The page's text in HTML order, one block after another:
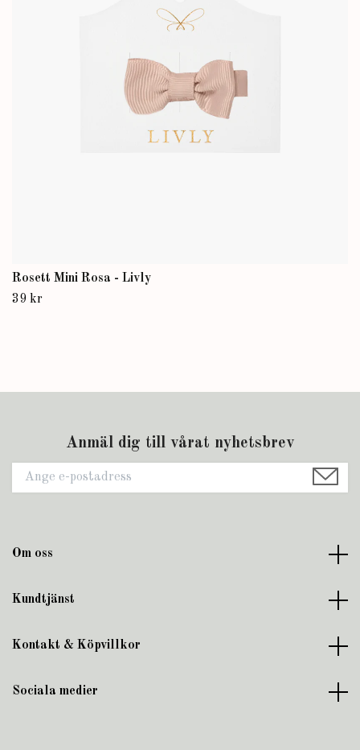
Rosett Mini Rosa - Livly
39 kr
Anmäl dig till vårat nyhetsbrev
Om oss
Kundtjänst
Kontakt & Köpvillkor
Sociala medier